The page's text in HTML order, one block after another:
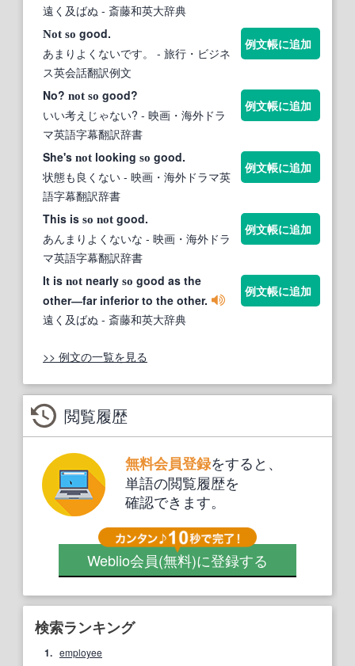
遠く及ばぬ - 斎藤和英大辞典
Not so good.
あまりよくないです。
- 旅行・ビジネ
ス英会話翻訳例文
例文帳に追加
No? not so good?
いい考えじゃない? - 映画・海外ドラ
マ英語字幕翻訳辞書
例文帳に追加
She's not looking so good.
状態も良くない - 映画・海外ドラマ英
語字幕翻訳辞書
例文帳に追加
This is so not good.
あんまりよくないな - 映画・海外ドラ
マ英語字幕翻訳辞書
例文帳に追加
It is not nearly so good as the
other―far inferior to the other.
遠く及ばぬ - 斎藤和英大辞典
例文帳に追加
>> 例文の一覧を見る
閲覧履歴
無料会員登録をすると、
単語の閲覧履歴を
確認できます。
Weblio会員(無料)に登録する
検索ランキング
1. employee